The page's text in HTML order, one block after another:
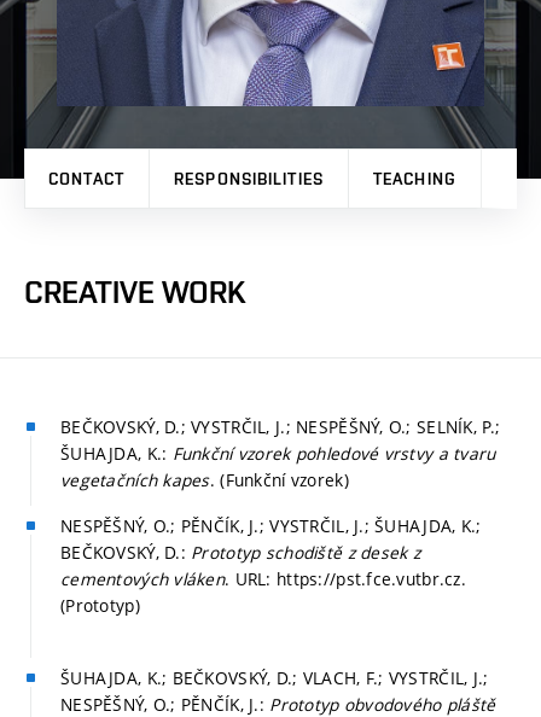
CONTACT RESPONSIBILITIES TEACHING
CREATIVE WORK
BEČKOVSKÝ, D.; VYSTRČIL, J.; NESPĚŠNÝ, O.; SELNÍK, P.;
ŠUHAJDA, K.: Funkční vzorek pohledové vrstvy a tvaru
vegetačních kapes. (Funkční vzorek)
NESPĚŠNÝ, O.; PĚNČÍK, J.; VYSTRČIL, J.; ŠUHAJDA, K.;
BEČKOVSKÝ, D.: Prototyp schodiště z desek z
cementových vláken. URL: https://pst.fce.vutbr.cz.
(Prototyp)
ŠUHAJDA, K.; BEČKOVSKÝ, D.; VLACH, F.; VYSTRČIL, J.;
NESPĚŠNÝ, O.; PĚNČÍK, J.: Prototyp obvodového pláště